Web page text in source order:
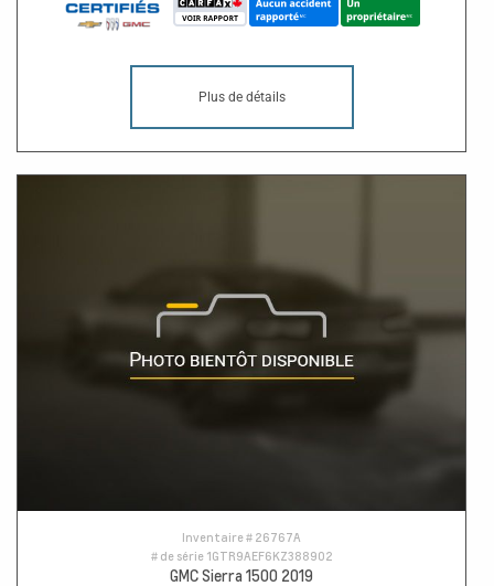
Plus de détails
Inventaire # 26767A
# de série 1GTR9AEF6KZ388902
GMC Sierra 1500 2019